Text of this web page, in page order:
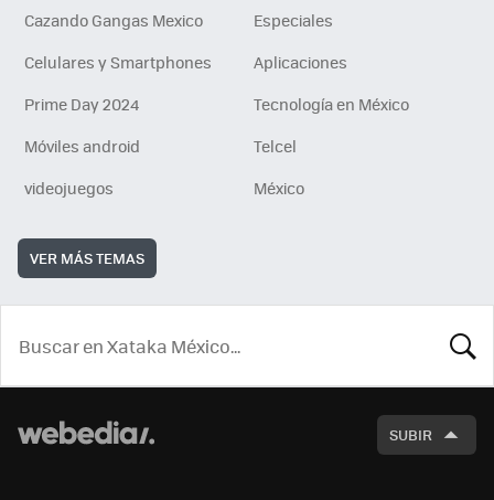
Cazando Gangas Mexico
Especiales
Celulares y Smartphones
Aplicaciones
Prime Day 2024
Tecnología en México
Móviles android
Telcel
videojuegos
México
VER MÁS TEMAS
SUBIR